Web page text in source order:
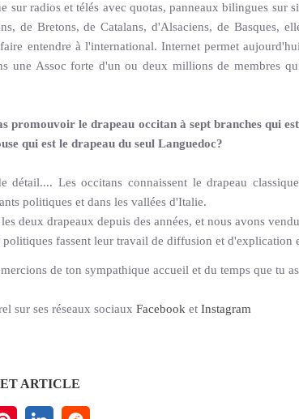
sur radios et télés avec quotas, panneaux bilingues sur
de Bretons, de Catalans, d'Alsaciens, de Basques,
entendre à l'international. Internet permet
une Assoc forte d'un ou deux millions de membres
promouvoir le drapeau occitan à sept branches qui
qui est le drapeau du seul Languedoc?
détail.... Les occitans connaissent le drapeau
politiques et dans les vallées d'Italie.
deux drapeaux depuis des années, et nous avons
politiques fassent leur travail de diffusion et d'explication
de ton sympathique accueil et du temps que tu
sur ses réseaux sociaux Facebook et Instagram
ARTICLE